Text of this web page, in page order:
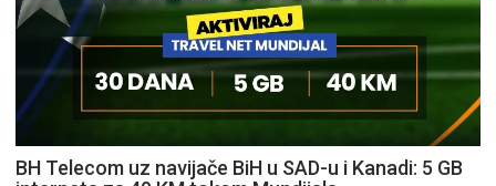
BH Telecom uz navijače BiH u SAD-u i Kanadi: 5 GB